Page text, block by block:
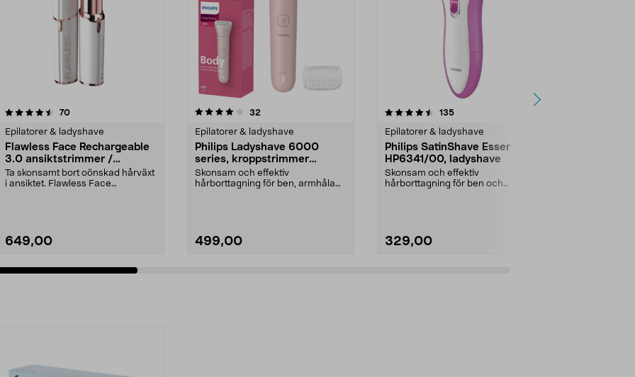
70recensioner
Epilatorer & ladyshave
Flawless Face Rechargeable
3.0 ansiktstrimmer /
hårborttagare, laddbar
Ta skonsamt bort oönskad hårväxt
i ansiktet. Flawless Face
649,00
4.0 av 5 stjärnor 32
Epilatorer & ladyshave
Philips Ladyshave 6000
series, kroppstrimmer
BRL128/00
Skonsam och effektiv
hårborttagning för ben, armhåla
499,00
4.5 av 5 stjärnor 135recensioner
Epilatorer & ladyshave
Philips SatinShave Essential
HP6341/00, ladyshave
Skonsam och effektiv
hårborttagning för ben och
329,00
4.0 av 5 stjärnor